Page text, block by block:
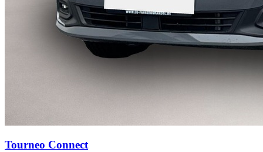
Tourneo Connect